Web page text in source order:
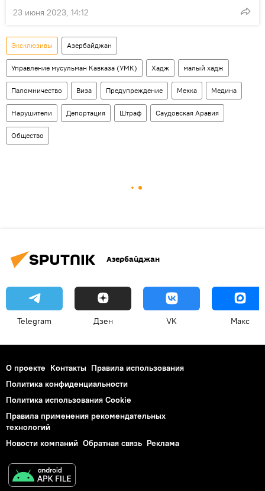
23 июня 2023, 14:12
Эксклюзивы Азербайджан
Управление мусульман Кавказа (УМК) Хадж малый хадж
Паломничество Виза Предупреждение Мекка Медина
Нарушители Депортация Штраф Саудовская Аравия
Общество
Азербайджан
Telegram Дзен VK Макс
О проекте Контакты Правила использования
Политика конфиденциальности
Политика использования Cookie
Правила применения рекомендательных
технологий
Новости компаний Обратная связь Реклама